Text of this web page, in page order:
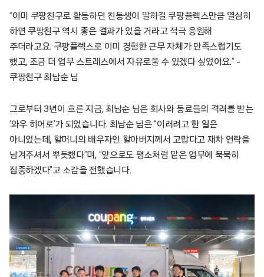
“이미 쿠팡친구로 활동하던 친동생이 말하길 쿠팡플렉스만큼 열심히
하면 쿠팡친구 역시 좋은 결과가 있을 거라고 적극 응원해
주더라고요. 쿠팡플렉스로 이미 경험한 근무 자체가 만족스럽기도
했고, 조금 더 업무 스트레스에서 자유로울 수 있겠다 싶었어요.” –
쿠팡친구 최남순 님
그로부터 3년이 흐른 지금, 최남순 님은 회사와 동료들의 격려를 받는
‘와우 히어로’가 되었습니다. 최남순 님은 “이러려고 한 일은
아니었는데, 할머니의 배우자인 할아버지께서 고맙다고 재차 연락을
남겨주셔서 뿌듯했다”며, “앞으로도 평소처럼 맡은 업무에 묵묵히
집중하겠다”고 소감을 전했습니다.